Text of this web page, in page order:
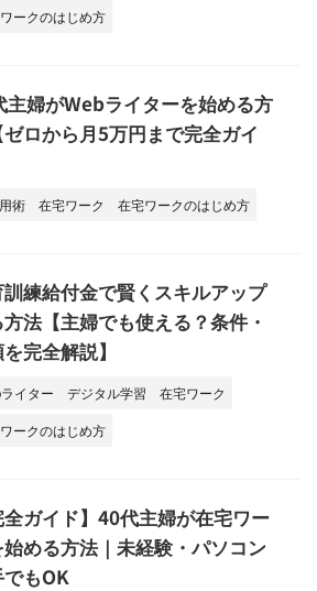
ークのはじめ方
主婦がWebライターを始める方
ロから月5万円まで完全ガイ
術 在宅ワーク 在宅ワークのはじめ方
練給付金で賢くスキルアップ
法【主婦でも使える？条件・
完全解説】
イター デジタル学習
在宅ワーク
ークのはじめ方
全ガイド】40代主婦が在宅ワー
始める方法｜未経験・パソコン
もOK